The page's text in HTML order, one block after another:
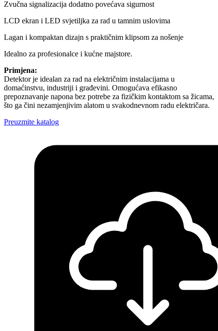
Zvučna signalizacija dodatno povećava sigurnost
LCD ekran i LED svjetiljka za rad u tamnim uslovima
Lagan i kompaktan dizajn s praktičnim klipsom za nošenje
Idealno za profesionalce i kućne majstore.
Primjena:
Detektor je idealan za rad na električnim instalacijama u
domaćinstvu, industriji i građevini. Omogućava efikasno
prepoznavanje napona bez potrebe za fizičkim kontaktom sa žicama,
što ga čini nezamjenjivim alatom u svakodnevnom radu električara.
Preuzmite katalog